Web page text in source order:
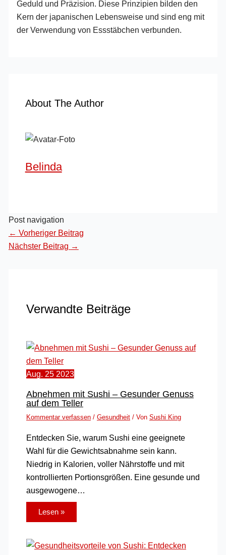
Geduld und Präzision. Diese Prinzipien bilden den
Kern der japanischen Lebensweise und sind eng mit
der Verwendung von Essstäbchen verbunden.
About The Author
Belinda
Post navigation
← Vorheriger Beitrag
Nächster Beitrag →
Verwandte Beiträge
Aug. 25 2023
Abnehmen mit Sushi – Gesunder Genuss
auf dem Teller
Kommentar verfassen / Gesundheit/ Von Sushi King
Entdecken Sie, warum Sushi eine geeignete
Wahl für die Gewichtsabnahme sein kann.
Niedrig in Kalorien, voller Nährstoffe und mit
kontrollierten Portionsgrößen. Eine gesunde und
ausgewogene…
Lesen »